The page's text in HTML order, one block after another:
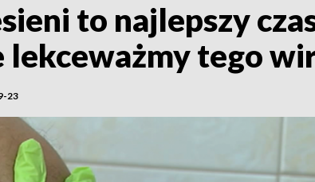
to najlepszy
lekceważmy tego
23